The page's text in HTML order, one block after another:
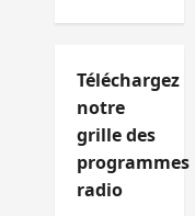
Téléchargez
notre
grille des
programmes
radio